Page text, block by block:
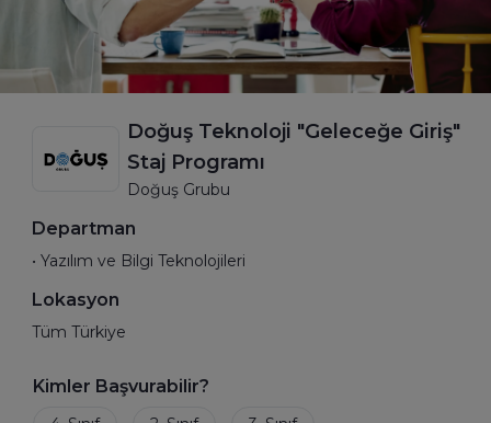
Doğuş Teknoloji "Geleceğe Giriş"
Staj Programı
Doğuş Grubu
Departman
• Yazılım ve Bilgi Teknolojileri
Lokasyon
Tüm Türkiye
Kimler Başvurabilir?